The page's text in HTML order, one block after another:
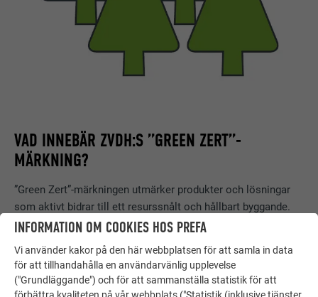
VAD INNEBÄR ZVDH:S ”GREEN ZERT”-
MÄRKNING?
”Green Zert”-märkningen utmärker produkter och lösningar
som aktivt bidrar till ett resurssnålt och hållbart byggande.
Bland annat bedöms följande:
Hållbart materialval
Resurseffektivitet och hållbarhet
Energi- och miljöaspekter
INFORMATION OM COOKIES HOS PREFA
Vi använder kakor på den här webbplatsen för att samla in data
för att tillhandahålla en användarvänlig upplevelse
("Grundläggande") och för att sammanställa statistik för att